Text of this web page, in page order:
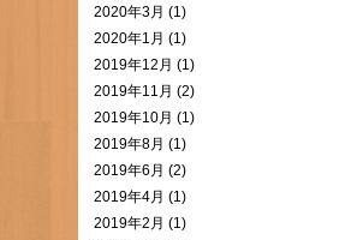
2020年3月 (1)
2020年1月 (1)
2019年12月 (1)
2019年11月 (2)
2019年10月 (1)
2019年8月 (1)
2019年6月 (2)
2019年4月 (1)
2019年2月 (1)